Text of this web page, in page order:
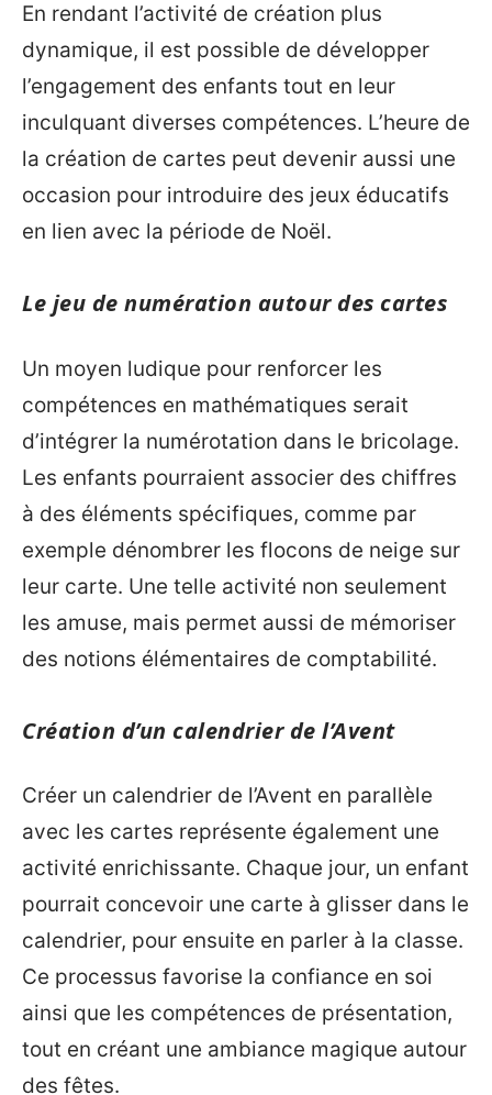
En rendant l’activité de création plus
dynamique, il est possible de développer
l’engagement des enfants tout en leur
inculquant diverses compétences. L’heure de
la création de cartes peut devenir aussi une
occasion pour introduire des jeux éducatifs
en lien avec la période de Noël.
Le jeu de numération autour des cartes
Un moyen ludique pour renforcer les
compétences en mathématiques serait
d’intégrer la numérotation dans le bricolage.
Les enfants pourraient associer des chiffres
à des éléments spécifiques, comme par
exemple dénombrer les flocons de neige sur
leur carte. Une telle activité non seulement
les amuse, mais permet aussi de mémoriser
des notions élémentaires de comptabilité.
Création d’un calendrier de l’Avent
Créer un calendrier de l’Avent en parallèle
avec les cartes représente également une
activité enrichissante. Chaque jour, un enfant
pourrait concevoir une carte à glisser dans le
calendrier, pour ensuite en parler à la classe.
Ce processus favorise la confiance en soi
ainsi que les compétences de présentation,
tout en créant une ambiance magique autour
des fêtes.